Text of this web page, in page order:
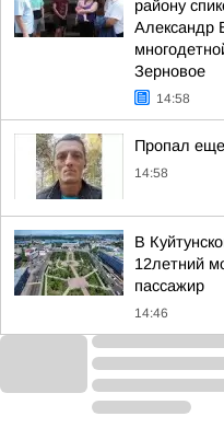
району
Александр
Зерновое
14:58
Пропал
14:58
В
12летний
пассажир
14:46